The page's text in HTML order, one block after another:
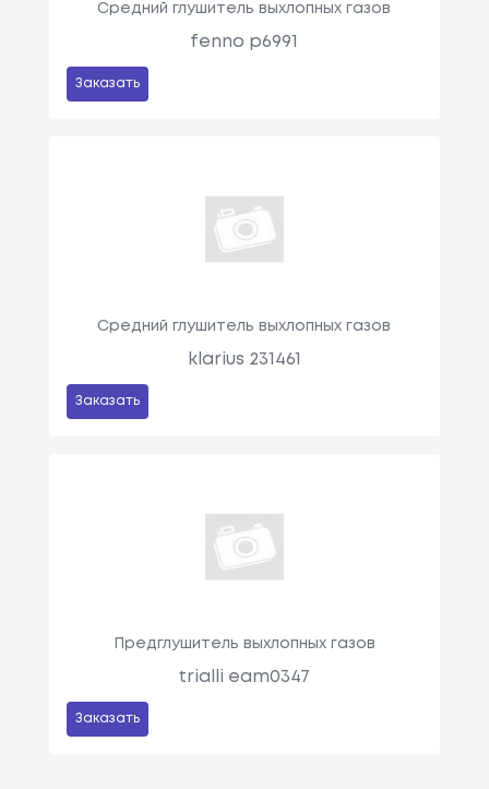
Средний глушитель выхлопных газов
fenno p6991
Заказать
Средний глушитель выхлопных газов
klarius 231461
Заказать
Предглушитель выхлопных газов
trialli eam0347
Заказать